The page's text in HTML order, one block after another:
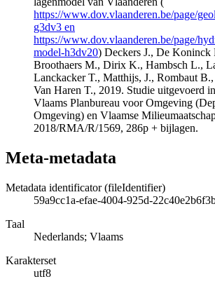
https://www.dov.vlaanderen.be/page/
g3dv3 en
https://www.dov.vlaanderen.be/page/
model-h3dv20) Deckers J., De Koninck
Broothaers M., Dirix K., Hambsch L.,
Lanckacker T., Matthijs, J., Rombaut
Van Haren T., 2019. Studie uitgevoerd
Vlaams Planbureau voor Omgeving
Omgeving) en Vlaamse
2018/RMA/R/1569, 286p + bijlagen.
Meta-metadata
Metadata identificator (fileIdentifier)
59a9cc1a-efae-4004-925d-
Taal
Nederlands; Vlaams
Karakterset
utf8